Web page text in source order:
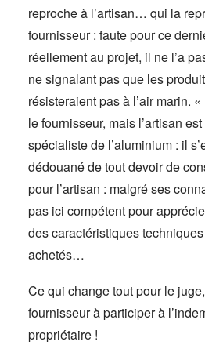
reproche à l’artisan… qui la
fournisseur : faute pour ce
réellement au projet, il ne l’a
ne signalant pas que les
résisteraient pas à l’air marin.
le fournisseur, mais l’artisan
spécialiste de l’aluminium : il
dédouané de tout devoir de
pour l’artisan : malgré ses
pas ici compétent pour
des caractéristiques
achetés…
Ce qui change tout pour le
fournisseur à participer à
propriétaire !